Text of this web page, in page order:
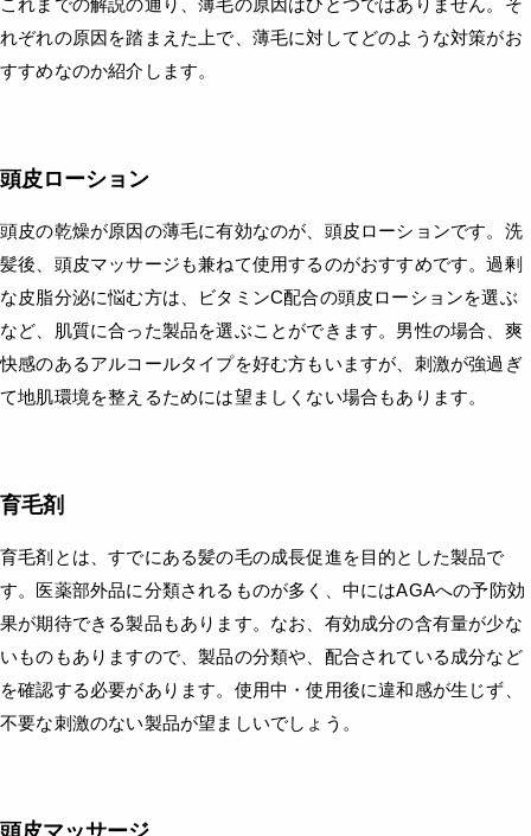
これまでの解説の通り、薄毛の原因はひとつではありません。そ
れぞれの原因を踏まえた上で、薄毛に対してどのような対策がお
すすめなのか紹介します。
頭皮ローション
頭皮の乾燥が原因の薄毛に有効なのが、頭皮ローションです。洗
髪後、頭皮マッサージも兼ねて使用するのがおすすめです。過剰
な皮脂分泌に悩む方は、ビタミンC配合の頭皮ローションを選ぶ
など、肌質に合った製品を選ぶことができます。男性の場合、爽
快感のあるアルコールタイプを好む方もいますが、刺激が強過ぎ
て地肌環境を整えるためには望ましくない場合もあります。
育毛剤
育毛剤とは、すでにある髪の毛の成長促進を目的とした製品で
す。医薬部外品に分類されるものが多く、中にはAGAへの予防効
果が期待できる製品もあります。なお、有効成分の含有量が少な
いものもありますので、製品の分類や、配合されている成分など
を確認する必要があります。使用中・使用後に違和感が生じず、
不要な刺激のない製品が望ましいでしょう。